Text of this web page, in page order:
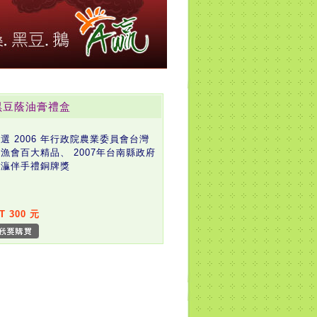
蔭油膏禮盒
2006 年行政院農業委員會台灣
會百大精品、 2007年台南縣政府
伴手禮銅牌獎
300 元